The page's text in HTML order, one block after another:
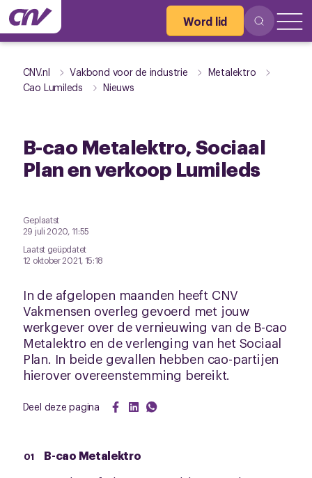
Word lid
CNV.nl Vakbond voor de industrie
Metalektro
Cao Lumileds
Nieuws
B-cao Metalektro, Sociaal
Plan en verkoop Lumileds
Geplaatst
29 juli 2020, 11:55
Laatst geüpdatet
12 oktober 2021, 15:18
In de afgelopen maanden heeft CNV
Vakmensen overleg gevoerd met jouw
werkgever over de vernieuwing van de B-cao
Metalektro en de verlenging van het Sociaal
Plan. In beide gevallen hebben cao-partijen
hierover overeenstemming bereikt.
Deel deze pagina
B-cao Metalektro